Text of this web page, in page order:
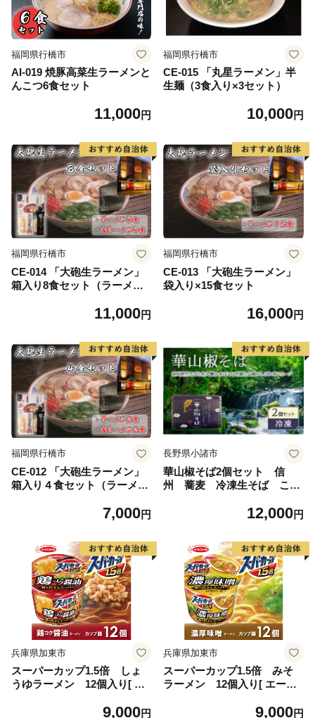
福岡県行橋市
AI-019 焼豚高菜生ラーメンと
んこつ6食セット
11,000円
福岡県行橋市
CE-015 「丸星ラーメン」半
生麺（3食入り×3セット）
10,000円
福岡県行橋市
CE-014 「大砲生ラーメン」
箱入り8食セット（ラーメン4
11,000円
福岡県行橋市
CE-013 「大砲生ラーメン」
袋入り×15食セット
16,000円
福岡県行橋市
CE-012 「大砲生ラーメン」
箱入り４食セット（ラーメン
7,000円
長野県小諸市
華山椒そば2個セット 信
州 蕎麦 冷凍生そば こだ
12,000円
兵庫県加東市
スーパーカップ1.5倍 しょ
うゆラーメン 12個入り[ エ
タント カップ麺 カップラー
9,000円
兵庫県加東市
スーパーカップ1.5倍 みそ
ラーメン 12個入り[ エース
ト カップ麺 カップラーメン
9,000円